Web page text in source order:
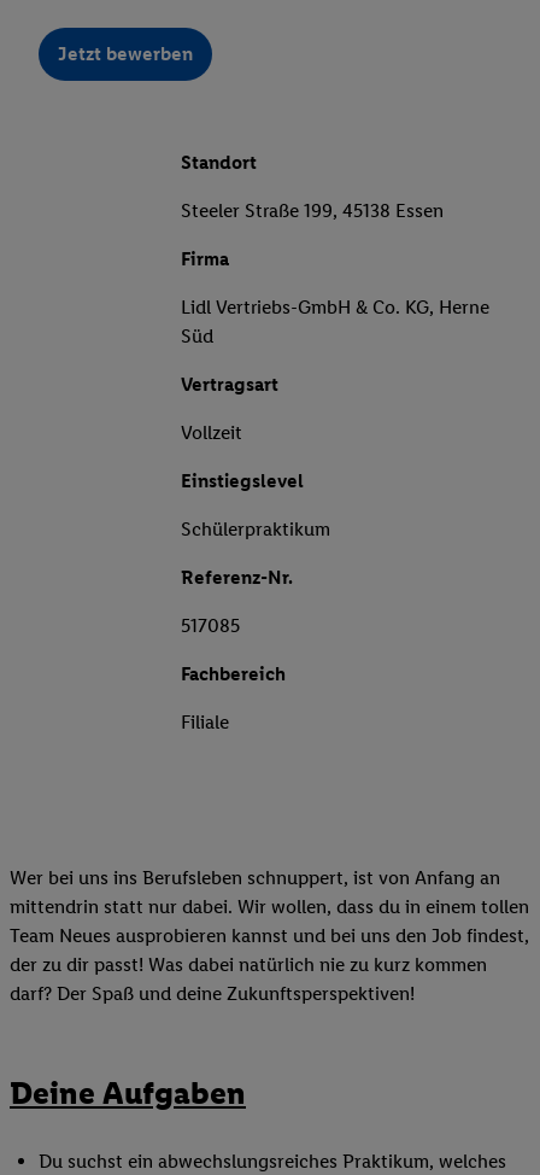
Jetzt bewerben
Standort
Steeler Straße 199, 45138 Essen
Firma
Lidl Vertriebs-GmbH & Co. KG, Herne
Süd
Vertragsart
Vollzeit
Einstiegslevel
Schülerpraktikum
Referenz-Nr.
517085
Fachbereich
Filiale
Wer bei uns ins Berufsleben schnuppert, ist von Anfang an
mittendrin statt nur dabei. Wir wollen, dass du in einem tollen
Team Neues ausprobieren kannst und bei uns den Job findest,
der zu dir passt! Was dabei natürlich nie zu kurz kommen
darf? Der Spaß und deine Zukunftsperspektiven!
Deine Aufgaben
Du suchst ein abwechslungsreiches Praktikum, welches